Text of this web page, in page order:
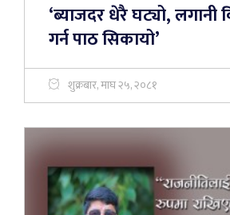
‘ब्याजदर धेरै घट्यो, लगानी
गर्न पाठ सिकायो’
शुक्रबार, माघ २५, २०८१